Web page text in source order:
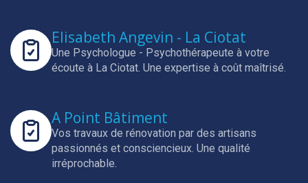
Elisabeth Angevin - La Ciotat
Une Psychologue - Psychothérapeute à votre
écoute à La Ciotat. Une expertise à coût maîtrisé.
A Point Bâtiment
Vos travaux de rénovation par des artisans
passionnés et consciencieux. Une qualité
irréprochable.